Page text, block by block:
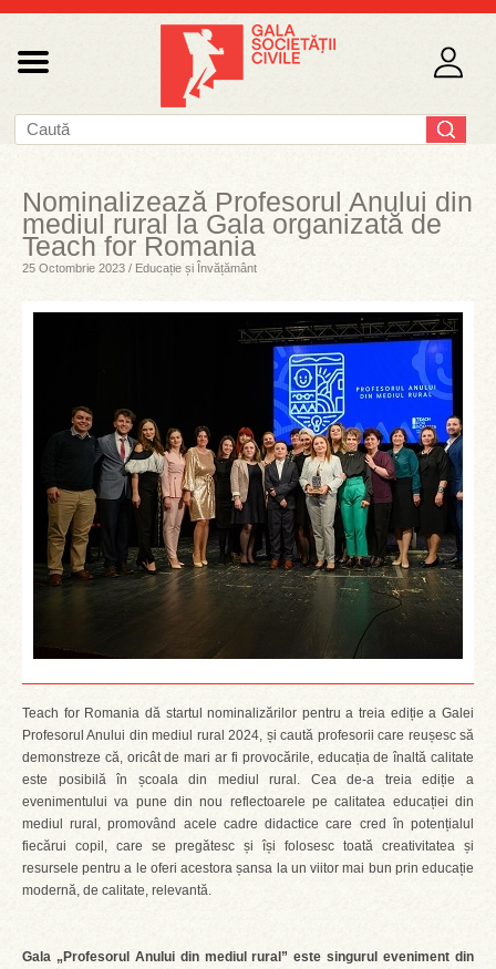
Nominalizează Profesorul Anului din
mediul rural la Gala organizată de
Teach for Romania
25 Octombrie 2023 / Educație și Învățământ
Teach for Romania dă startul nominalizărilor pentru a treia ediție a Galei
Profesorul Anului din mediul rural 2024, și caută profesorii care reușesc să
demonstreze că, oricât de mari ar fi provocările, educația de înaltă calitate
este posibilă în școala din mediul rural. Cea de-a treia ediție a
evenimentului va pune din nou reflectoarele pe calitatea educației din
mediul rural, promovând acele cadre didactice care cred în potențialul
fiecărui copil, care se pregătesc și își folosesc toată creativitatea și
resursele pentru a le oferi acestora șansa la un viitor mai bun prin educație
modernă, de calitate, relevantă.
Gala „Profesorul Anului din mediul rural” este singurul eveniment din